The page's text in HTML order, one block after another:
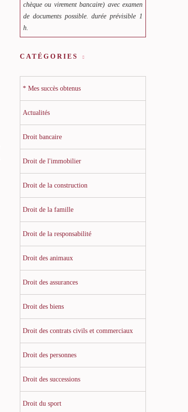
chèque ou virement bancaire) avec examen
de documents possible. durée prévisible 1
h.
CATÉGORIES
* Mes succès obtenus
Actualités
Droit bancaire
Droit de l'immobilier
Droit de la construction
Droit de la famille
Droit de la responsabilité
Droit des animaux
Droit des assurances
Droit des biens
Droit des contrats civils et commerciaux
Droit des personnes
Droit des successions
Droit du sport